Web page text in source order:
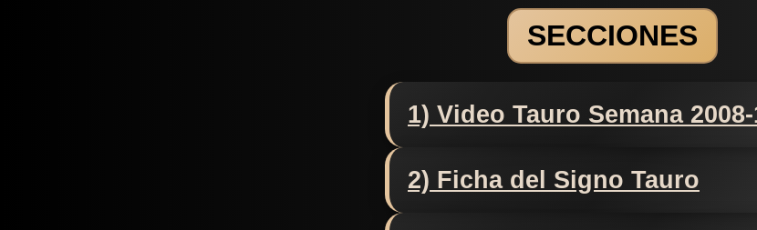
SECCIONES
1) Video Tauro Semana 2008-
2) Ficha del Signo Tauro